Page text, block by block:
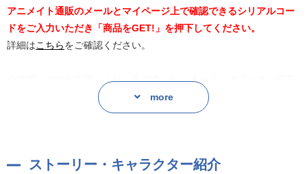
アニメイト通販のメールとマイページ上で確認できるシリアルコー
ドをご入力いただき「商品をGET!」を押下してください。
詳細はこちらをご確認ください。
小学館「ガガガ文庫」より、耳で楽しむ「オーディオブック」第四
特典として、朗読を担当する桑田直樹さん、山下七海さんのコメン
高校でキモ男と呼ばれいじめられるオレは、
more
ストーリー・キャラクター紹介